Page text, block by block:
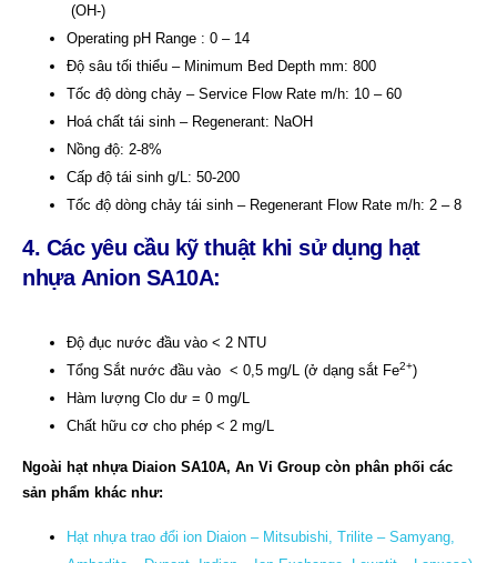
(OH-)
Operating pH Range : 0 – 14
Độ sâu tối thiểu – Minimum Bed Depth mm: 800
Tốc độ dòng chảy – Service Flow Rate m/h: 10 – 60
Hoá chất tái sinh – Regenerant: NaOH
Nồng độ: 2-8%
Cấp độ tái sinh g/L: 50-200
Tốc độ dòng chảy tái sinh – Regenerant Flow Rate m/h: 2 – 8
4. Các yêu cầu kỹ thuật khi sử dụng hạt
nhựa Anion SA10A:
Độ đục nước đầu vào < 2 NTU
Tổng Sắt nước đầu vào < 0,5 mg/L (ở dạng sắt Fe2+)
Hàm lượng Clo dư = 0 mg/L
Chất hữu cơ cho phép < 2 mg/L
Ngoài hạt nhựa Diaion SA10A, An Vi Group còn phân phối các
sản phẩm khác như:
Hạt nhựa trao đổi ion Diaion – Mitsubishi, Trilite – Samyang,